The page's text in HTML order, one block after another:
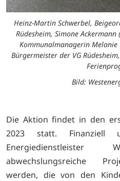
Heinz-Martin Schwerbel,
Rüdesheim, Simone Ackermann
Kommunalmanagerin
Bürgermeister der VG
Bild:
Die Aktion findet in den
2023 statt. Finanziell
Energiedienstleister
abwechslungsreiche
werden, die von den